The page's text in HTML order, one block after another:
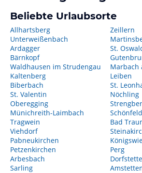
Beliebte Urlaubsorte
Allhartsberg
Unterweißenbach
Ardagger
Bärnkopf
Waldhausen im Strudengau
Kaltenberg
Biberbach
St. Valentin
Oberegging
Münichreith-Laimbach
Tragwein
Viehdorf
Pabneukirchen
Petzenkirchen
Arbesbach
Sarling
Zeillern
St.
Marbach
Leiben
St.
Nöchling
Schönfeld
Bad
Perg